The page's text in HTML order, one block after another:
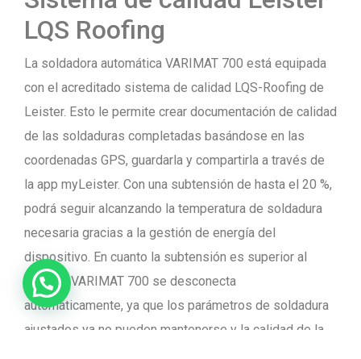
LQS Roofing
La soldadora automática VARIMAT 700 está equipada
con el acreditado sistema de calidad LQS-Roofing de
Leister. Esto le permite crear documentación de calidad
de las soldaduras completadas basándose en las
coordenadas GPS, guardarla y compartirla a través de
la app myLeister. Con una subtensión de hasta el 20 %,
podrá seguir alcanzando la temperatura de soldadura
necesaria gracias a la gestión de energía del
dispositivo. En cuanto la subtensión es superior al
20 %, el VARIMAT 700 se desconecta
automáticamente, ya que los parámetros de soldadura
ajustados ya no pueden mantenerse y la calidad de la